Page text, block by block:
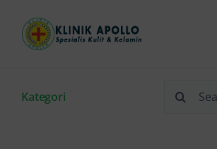
Home
Kategori
Search